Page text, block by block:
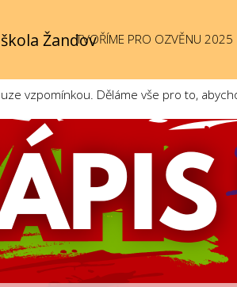
ŽandovTVOŘÍME PRO OZVĚNU 2025
vzpomínkou. Děláme vše pro to,